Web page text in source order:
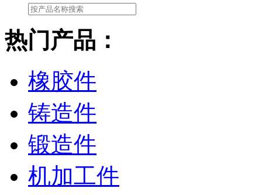
热门产品：
橡胶件
铸造件
锻造件
机加工件